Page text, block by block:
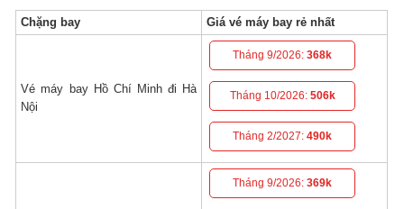
Chặng bay Giá vé máy bay rẻ nhất
Vé máy bay Hồ Chí Minh đi Hà
Nội
Tháng 9/2026:368k
Tháng 10/2026: 506k
Tháng 2/2027:490k
Tháng 9/2026:369k